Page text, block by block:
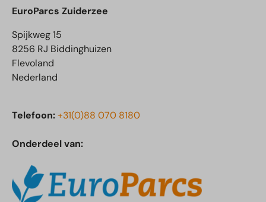
EuroParcs Zuiderzee
Spijkweg 15
8256 RJ Biddinghuizen
Flevoland
Nederland
Telefoon:+31(0)88 070 8180
Onderdeel van: